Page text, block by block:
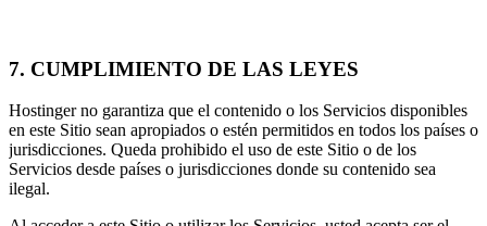
7. CUMPLIMIENTO DE LAS LEYES
Hostinger no garantiza que el contenido o los Servicios disponibles
en este Sitio sean apropiados o estén permitidos en todos los países o
jurisdicciones. Queda prohibido el uso de este Sitio o de los
Servicios desde países o jurisdicciones donde su contenido sea
ilegal.